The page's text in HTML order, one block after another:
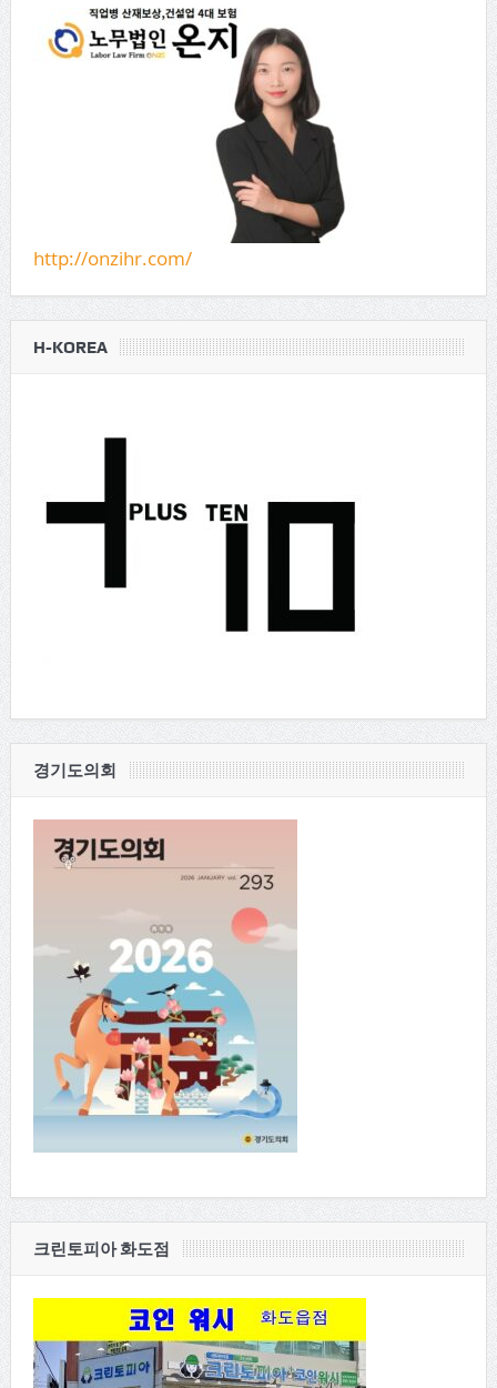
http://onzihr.com/
H-KOREA
경기도의회
크린토피아 화도점